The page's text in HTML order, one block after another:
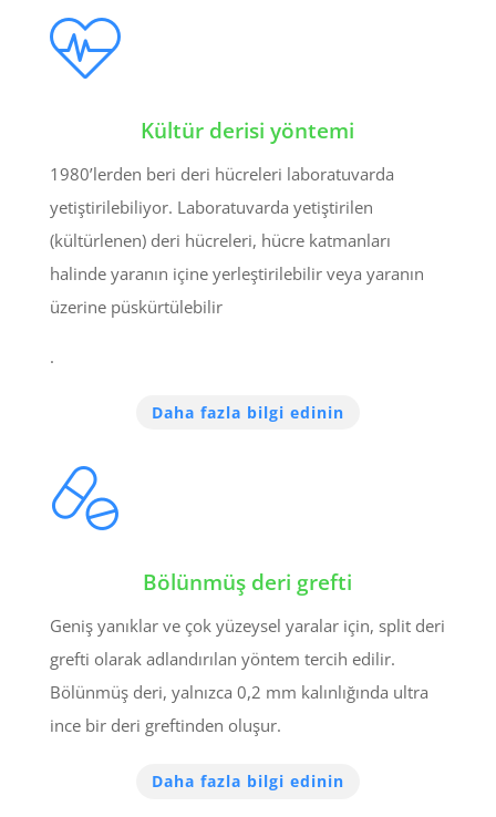
Kültür derisi yöntemi
1980’lerden beri deri hücreleri laboratuvarda
yetiştirilebiliyor. Laboratuvarda yetiştirilen
(kültürlenen) deri hücreleri, hücre katmanları
halinde yaranın içine yerleştirilebilir veya yaranın
üzerine püskürtülebilir
.
Daha fazla bilgi edinin
Bölünmüş deri grefti
Geniş yanıklar ve çok yüzeysel yaralar için, split deri
grefti olarak adlandırılan yöntem tercih edilir.
Bölünmüş deri, yalnızca 0,2 mm kalınlığında ultra
ince bir deri greftinden oluşur.
Daha fazla bilgi edinin